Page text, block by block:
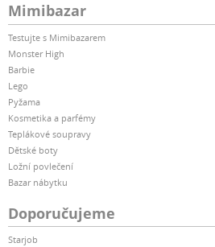
Mimibazar
Testujte s Mimibazarem
Monster High
Barbie
Lego
Pyžama
Kosmetika a parfémy
Teplákové soupravy
Dětské boty
Ložní povlečení
Bazar nábytku
Doporučujeme
Starjob